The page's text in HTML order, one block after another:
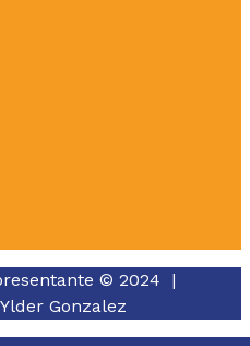
© 2024 |
Ylder Gonzalez